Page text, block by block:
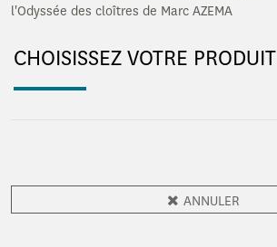
l'Odyssée des cloîtres de Marc AZEMA
CHOISISSEZ VOTRE PRODUIT
ANNULER